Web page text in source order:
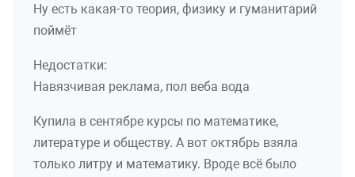
Ну есть какая-то теория, физику и гуманитарий
поймёт
Недостатки:
Навязчивая реклама, пол веба вода
Купила в сентябре курсы по математике,
литературе и обществу. А вот октябрь взяла
только литру и математику. Вроде всё было